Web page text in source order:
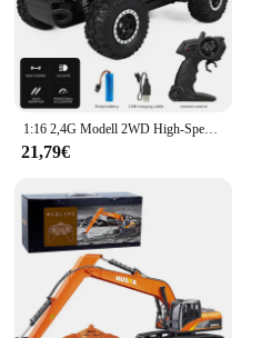
1:16 2,4G Modell 2WD High-Speed Off-road RC Auto Mit LED Licht Fernbedienung Klettern Fahrzeug Outdoor Lkw auto Geschenke Kinder Spielzeug
21,79€